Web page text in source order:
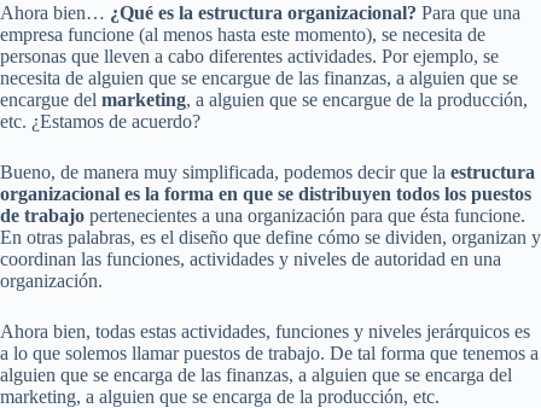
Ahora bien… ¿Qué es la estructura organizacional? Para que una
empresa funcione (al menos hasta este momento), se necesita de
personas que lleven a cabo diferentes actividades. Por ejemplo, se
necesita de alguien que se encargue de las finanzas, a alguien que se
encargue del marketing, a alguien que se encargue de la producción,
etc. ¿Estamos de acuerdo?
Bueno, de manera muy simplificada, podemos decir que la estructura
organizacional es la forma en que se distribuyen todos los puestos
de trabajo pertenecientes a una organización para que ésta funcione.
En otras palabras, es el diseño que define cómo se dividen, organizan y
coordinan las funciones, actividades y niveles de autoridad en una
organización.
Ahora bien, todas estas actividades, funciones y niveles jerárquicos es
a lo que solemos llamar puestos de trabajo. De tal forma que tenemos a
alguien que se encarga de las finanzas, a alguien que se encarga del
marketing, a alguien que se encarga de la producción, etc.